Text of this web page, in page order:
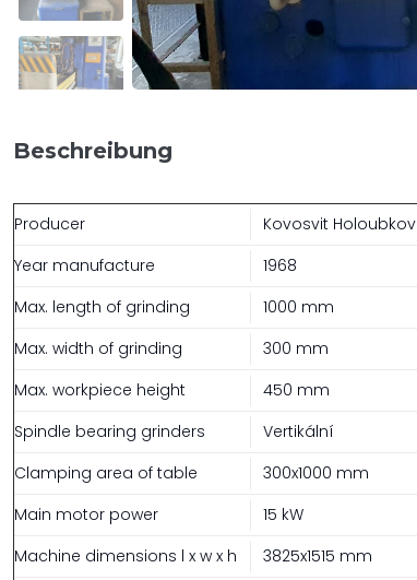
Beschreibung
Producer
Kovosvit Holoubkov
Year manufacture
1968
Max. length of grinding
1000 mm
Max. width of grinding
300 mm
Max. workpiece height
450 mm
Spindle bearing grinders
Vertikální
Clamping area of table
300x1000 mm
Main motor power
15 kW
Machine dimensions l x w x h
3825x1515 mm